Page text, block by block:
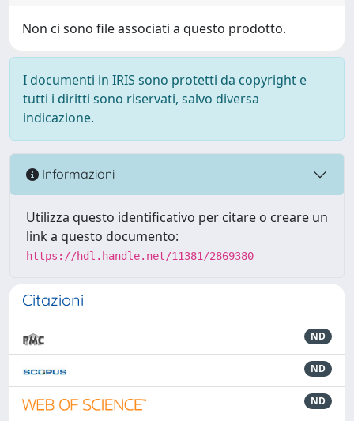
Non ci sono file associati a questo prodotto.
I documenti in IRIS sono protetti da copyright e
tutti i diritti sono riservati, salvo diversa
indicazione.
Informazioni
Utilizza questo identificativo per citare o creare un
link a questo documento:
https://hdl.handle.net/11381/2869380
Citazioni
ND
ND
ND